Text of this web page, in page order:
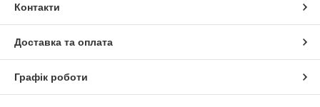
Контакти
Доставка та оплата
Графік роботи